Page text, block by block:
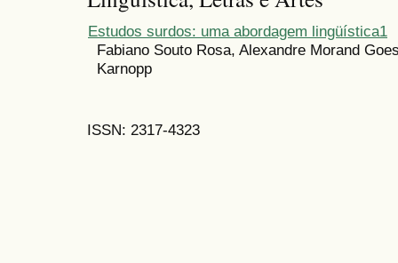
Estudos surdos: uma abordagem lingüística1
Fabiano Souto Rosa, Alexandre Morand
Karnopp
ISSN: 2317-4323